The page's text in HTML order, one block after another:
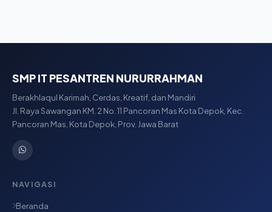
SMP IT PESANTREN NURURRAHMAN
Berakhlaqul Karimah, Cerdas, Kreatif, dan Mandiri
Jl. Raya Sawangan KM. 2 No. 11 Pancoran Mas Kota Depok, Kec.
Pancoran Mas, Kota Depok, Prov. Jawa Barat
NAVIGASI
Beranda